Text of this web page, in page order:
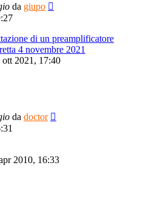
da giupo
di un preamplificatore
4 novembre 2021
ott 2021, 17:40
da doctor
2010, 16:33